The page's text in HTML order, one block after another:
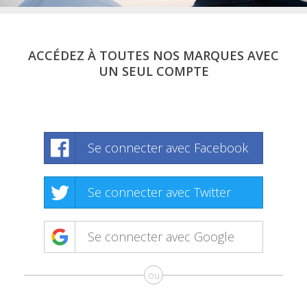
ACCÉDEZ À TOUTES NOS MARQUES AVEC
UN SEUL COMPTE
Se connecter avec Facebook
Se connecter avec Twitter
Se connecter avec Google
ou